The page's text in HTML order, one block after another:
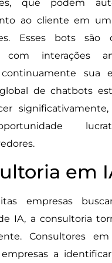
que podem
ao cliente em
Esses bots são
com interações
sua
de chatbots
em
empresas
IA, a consultoria
Consultores
empresas a